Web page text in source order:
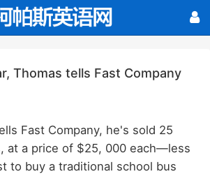
Thomas tells Fast Company
Fast Company, he's sold 25
at a price of $25, 000 each—less
to buy a traditional school bus